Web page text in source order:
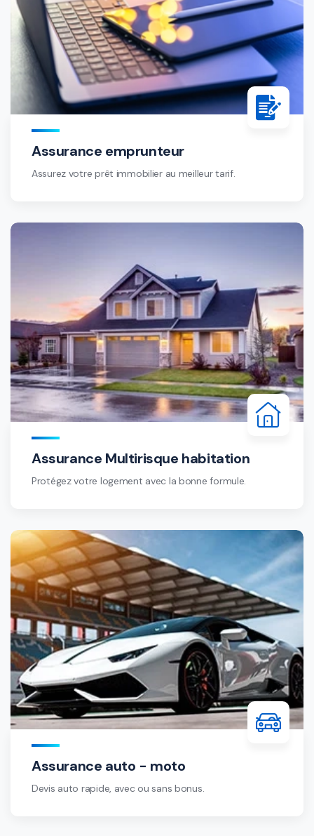
Assurance emprunteur
Assurez votre prêt immobilier au meilleur tarif.
Assurance Multirisque habitation
Protégez votre logement avec la bonne formule.
Assurance auto - moto
Devis auto rapide, avec ou sans bonus.